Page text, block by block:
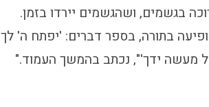
בגשמים, ושהגשמים יירדו בזמן.
בתורה, בספר דברים: 'יפתח ה' לך
מעשה ידך'", נכתב בהמשך העמוד."